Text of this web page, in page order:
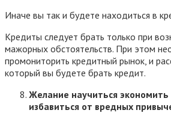
Иначе вы так и будете находиться в
Кредиты следует брать только при
мажорных обстоятельств. При этом
промониторить кредитный рынок, и
который вы будете брать кредит.
Желание научиться
избавиться от вредных